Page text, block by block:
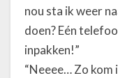
nou sta ik weer
doen? Eén
inpakken!”
“Neeee… Zo